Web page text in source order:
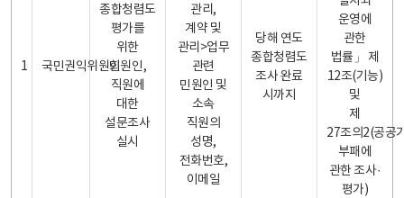
1 국민권익위원회
종합청렴도
평가를
위한
민원인,
직원에
대한
설문조사
실시
관리,
계약 및
관리>업무
관련
민원인 및
소속
직원의
성명,
전화번호,
이메일
당해 연도
종합청렴도
조사 완료
시까지
운영에
관한
법률」 제
12조(기능)
및
제
27조의2(공공
부패에
관한 조사·
평가)